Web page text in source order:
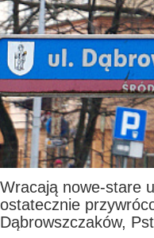
Wracają nowe-stare
ostatecznie
Dąbrowszczaków,